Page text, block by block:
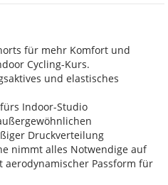
für mehr Komfort und
Cycling-Kurs.
und elastisches
Indoor-Studio
Druckverteilung
nimmt alles Notwendige auf
Passform für